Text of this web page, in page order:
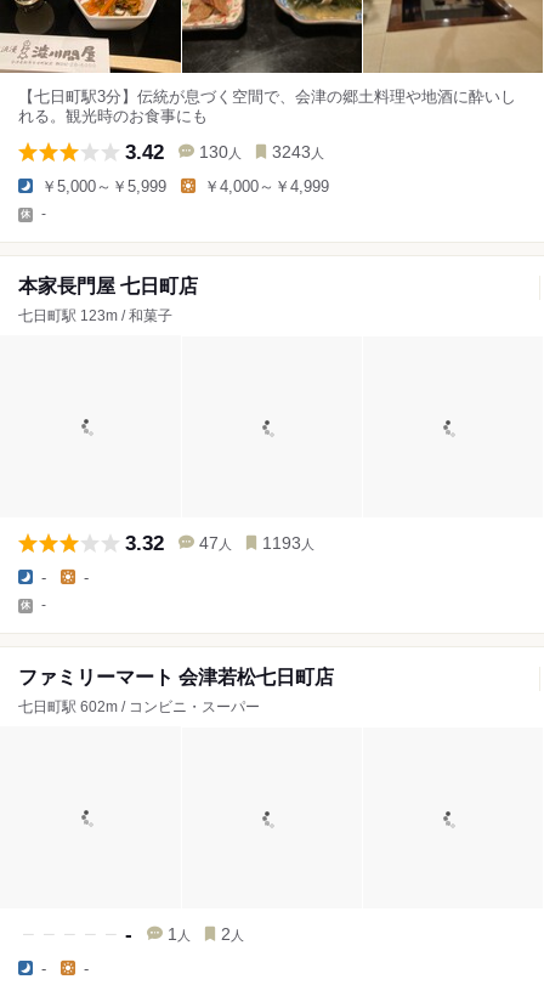
【七日町駅3分】伝統が息づく空間で、会津の郷土料理や地酒に酔いし
れる。観光時のお食事にも
3.42 130 人 3243 人
￥5,000～￥5,999 ￥4,000～￥4,999
-
本家長門屋 七日町店
七日町駅 123m / 和菓子
3.32 47 人 1193 人
- -
-
ファミリーマート 会津若松七日町店
七日町駅 602m / コンビニ・スーパー
- 1 人 2 人
- -